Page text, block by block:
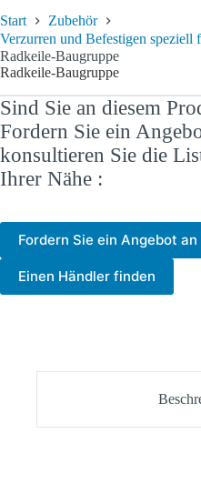
Start
Zubehör
Verzurren und Befestigen speziell
Radkeile-Baugruppe
Radkeile-Baugruppe
Sind Sie an diesem
Fordern Sie ein
konsultieren Sie die
Ihrer Nähe :
Fordern Sie ein Angebot an
Einen Händler finden